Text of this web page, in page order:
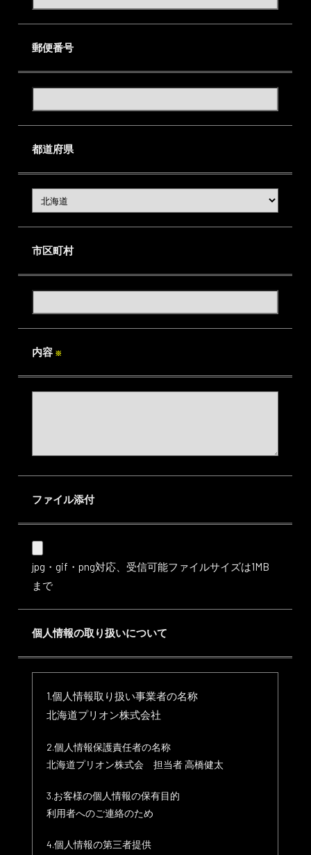
郵便番号
都道府県
市区町村
内容 ※
ファイル添付
jpg・gif・png対応、受信可能ファイルサイズは1MB
まで
個人情報の取り扱いについて
1.個人情報取り扱い事業者の名称
北海道プリオン株式会社
2.個人情報保護責任者の名称
北海道プリオン株式会 担当者 高橋健太
3.お客様の個人情報の保有目的
利用者へのご連絡のため
4.個人情報の第三者提供